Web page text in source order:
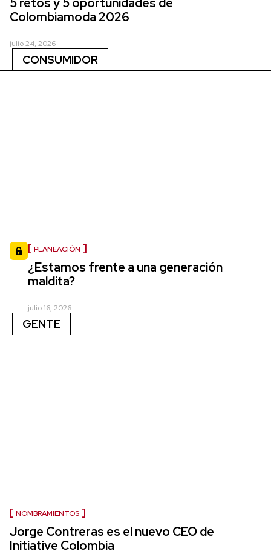
Colombiamoda 2026
julio 24, 2026
CONSUMIDOR
PLANEACIÓN
¿Estamos frente a una generación
maldita?
julio 16, 2026
GENTE
NOMBRAMIENTOS
Jorge Contreras es el nuevo CEO de
Initiative Colombia